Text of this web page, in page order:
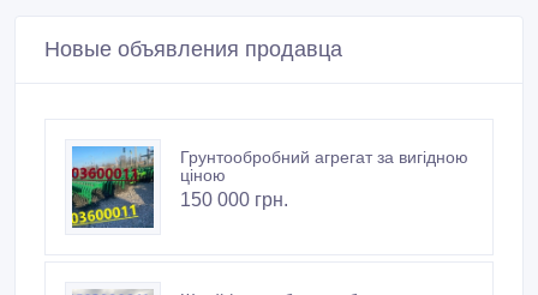
Новые объявления продавца
Грунтообробний агрегат за вигідною
ціною
150 000 грн.